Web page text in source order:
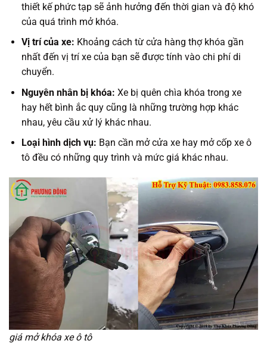
thiết kế phức tạp sẽ ảnh hưởng đến thời gian và độ khó
của quá trình mở khóa.
Vị trí của xe: Khoảng cách từ cửa hàng thợ khóa gần
nhất đến vị trí xe của bạn sẽ được tính vào chi phí di
chuyển.
Nguyên nhân bị khóa: Xe bị quên chìa khóa trong xe
hay hết bình ắc quy cũng là những trường hợp khác
nhau, yêu cầu xử lý khác nhau.
Loại hình dịch vụ: Bạn cần mở cửa xe hay mở cốp xe ô
tô đều có những quy trình và mức giá khác nhau.
giá mở khóa xe ô tô